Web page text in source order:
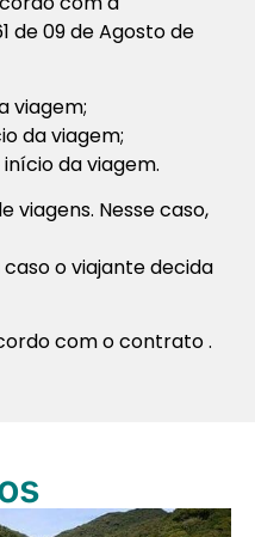
de 09 de Agosto de
viagem;
da viagem;
da viagem.
viagens. Nesse caso,
o viajante decida
com o contrato .